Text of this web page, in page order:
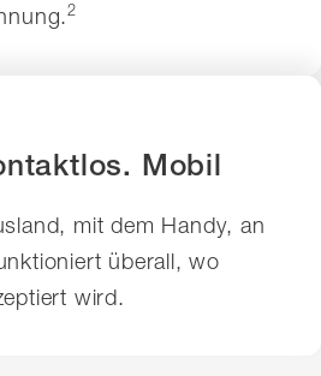
2
Mobil
mit dem Handy, an
überall, wo
wird.